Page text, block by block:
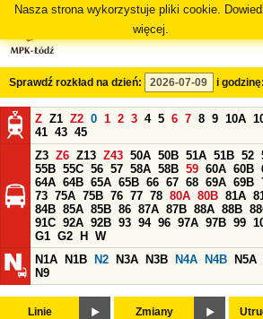
Nasza strona wykorzystuje pliki cookie.
więcej.
Sprawdź rozkład na dzień: i godzinę:
Z Z1 Z2 0 1 2 3 4 5 6 7 8 9 10A
41 43 45
Z3 Z6 Z13 Z43 50A 50B 51A 51B 52
55B 55C 56 57 58A 58B 59 60A 60B
64A 64B 65A 65B 66 67 68 69A 69B
73 75A 75B 76 77 78 80A 80B 81A
84B 85A 85B 86 87A 87B 88A 88B
91C 92A 92B 93 94 96 97A 97B 99
G1 G2 H
W
N1A
N1B N2 N3A N3B N4A N4B N5A
N9
Linie Zmiany